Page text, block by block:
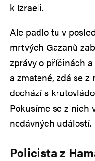
k Izraeli.
Ale padlo tu v
mrtvých Gazanů
zprávy o příčinách
a zmatené, zdá se
dochází s
Pokusíme se z nich
nedávných událostí.
Policista z